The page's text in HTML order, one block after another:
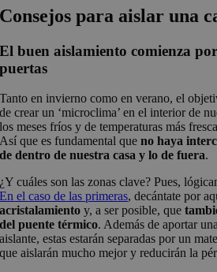
Consejos para aislar una
El buen aislamiento comienza
puertas
Tanto en invierno como en verano, el
de crear un ‘microclima’ en el interior de
los meses fríos y de temperaturas más
Así que es fundamental queno haya
de dentro de nuestra casa y lo de fuera.
¿Y cuáles son las zonas clave? Pues,
En el caso de las primeras, decántate por
acristalamiento y, a ser posible, que
del puente térmico. Además de aportar
aislante, estas estarán separadas por un
que aislarán mucho mejor y reducirán la